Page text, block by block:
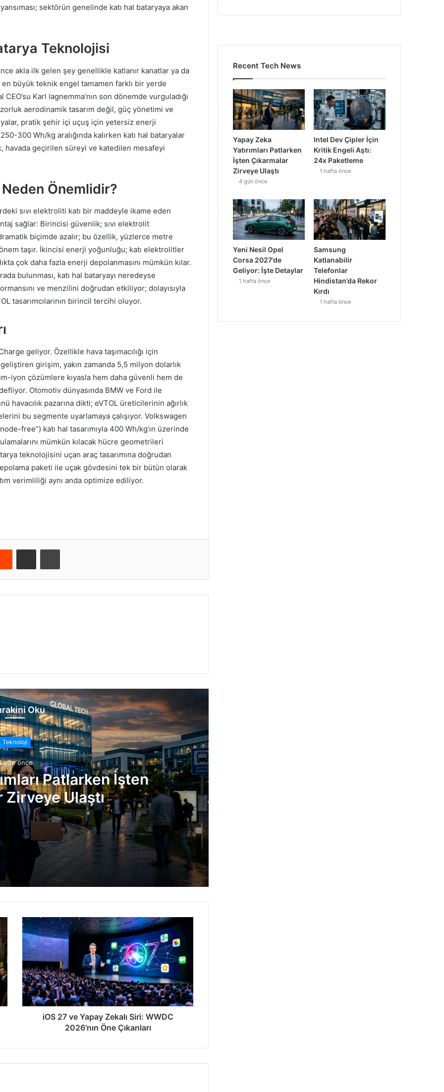
sektörün genelinde katı hal bataryaya akan
Teknolojisi
akla ilk gelen şey genellikle katlanır kanatlar ya da
büyük teknik engel tamamen farklı bir yerde
Karl Iagnemma’nın son dönemde vurguladığı
aerodinamik tasarım değil, güç yönetimi ve
pratik şehir içi uçuş için yetersiz enerji
300 Wh/kg aralığında kalırken katı hal bataryalar
geçirilen süreyi ve katedilen mesafeyi
Önemlidir?
sıvı elektroliti katı bir maddeyle ikame eden
sağlar: Birincisi güvenlik; sıvı elektrolit
biçimde azalır; bu özellik, yüzlerce metre
taşır. İkincisi enerji yoğunluğu; katı elektrolitler
çok daha fazla enerji depolanmasını mümkün kılar.
bulunması, katı hal bataryayı neredeyse
ve menzilini doğrudan etkiliyor; dolayısıyla
tasarımcılarının birincil tercihi oluyor.
geliyor. Özellikle hava taşımacılığı için
girişim, yakın zamanda 5,5 milyon dolarlık
iyon çözümlere kıyasla hem daha güvenli hem de
Otomotiv dünyasında BMW ve Ford ile
havacılık pazarına dikti; eVTOL üreticilerinin ağırlık
bu segmente uyarlamaya çalışıyor. Volkswagen
free”) katı hal tasarımıyla 400 Wh/kg’ın üzerinde
mümkün kılacak hücre geometrileri
teknolojisini uçan araç tasarımına doğrudan
paketi ile uçak gövdesini tek bir bütün olarak
verimliliği aynı anda optimize ediliyor.
Oku
Teknoloji
gün önce
Patlarken İşten
Zirveye Ulaştı
Zirveye Ulaştı
Paketleme
Detaylar
Rekor Kırdı
Programı
iOS 27 ve Yapay Zekalı Siri: WWDC
2026'nın Öne Çıkanları
Recent Tech News
Yapay Zeka
Yatırımları Patlarken
İşten Çıkarmalar
Zirveye Ulaştı
4 gün önce
Intel Dev Çipler İçin
Kritik Engeli Aştı:
24x Paketleme
1 hafta önce
Yeni Nesil Opel
Corsa 2027’de
Geliyor: İşte Detaylar
1 hafta önce
Samsung
Katlanabilir
Telefonlar
Hindistan’da Rekor
Kırdı
1 hafta önce